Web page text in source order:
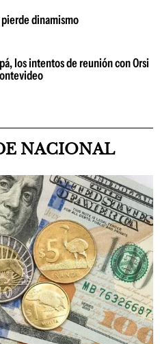
dinamismo
los intentos de reunión con Orsi
NACIONAL